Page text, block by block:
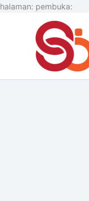
halaman: pembuka: